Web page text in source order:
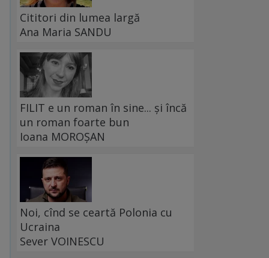
Cititori din lumea largă
Ana Maria SANDU
FILIT e un roman în sine... și încă
un roman foarte bun
Ioana MOROȘAN
Noi, cînd se ceartă Polonia cu
Ucraina
Sever VOINESCU